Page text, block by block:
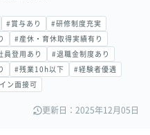
#賞与あり #研修制度充実
#産休・育休取得実績有り
員登用あり #退職金制度あり
#残業10h以下 #経験者優遇
ン面接可
更新日：2025年12月05日